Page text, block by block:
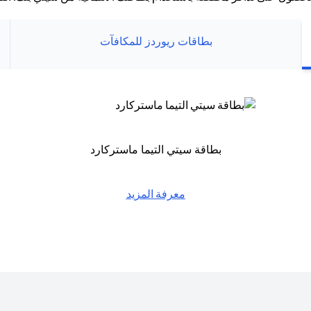
بطاقات ريوردز للمكافآت
بطاقة سيتي التيما ماستركارد
معرفة المزيد